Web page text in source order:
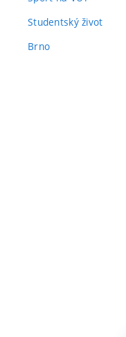
Studentský život
Brno